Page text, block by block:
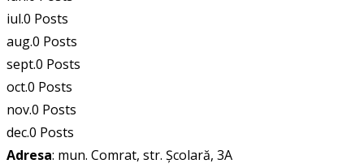
iul.0 Posts
aug.0 Posts
sept.0 Posts
oct.0 Posts
nov.0 Posts
dec.0 Posts
Adresa: mun. Comrat, str. Școlară, 3A